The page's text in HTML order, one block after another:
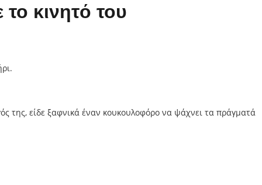
το κινητό του
της, είδε ξαφνικά έναν κουκουλοφόρο να ψάχνει τα πράγματά